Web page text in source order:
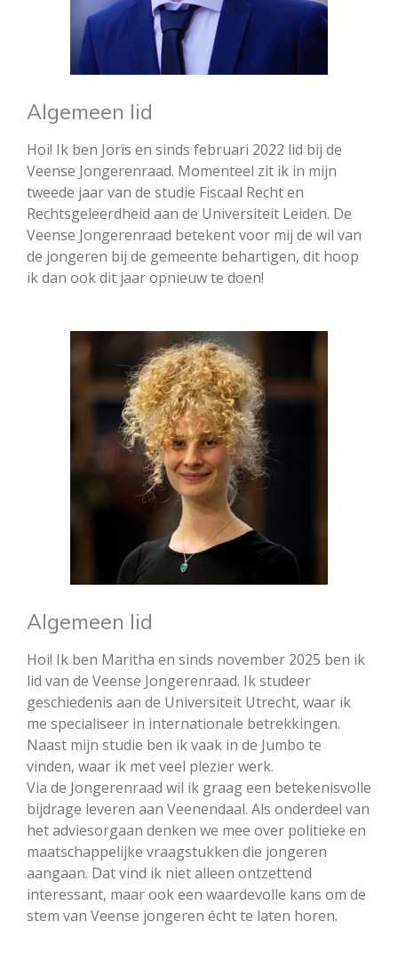
Algemeen lid
Hoi! Ik ben Joris en sinds februari 2022 lid bij de
Veense Jongerenraad. Momenteel zit ik in mijn
tweede jaar van de studie Fiscaal Recht en
Rechtsgeleerdheid aan de Universiteit Leiden. De
Veense Jongerenraad betekent voor mij de wil van
de jongeren bij de gemeente behartigen, dit hoop
ik dan ook dit jaar opnieuw te doen!
Algemeen lid
Hoi! Ik ben Maritha en sinds november 2025 ben ik
lid van de Veense Jongerenraad. Ik studeer
geschiedenis aan de Universiteit Utrecht, waar ik
me specialiseer in internationale betrekkingen.
Naast mijn studie ben ik vaak in de Jumbo te
vinden, waar ik met veel plezier werk.
Via de Jongerenraad wil ik graag een betekenisvolle
bijdrage leveren aan Veenendaal. Als onderdeel van
het adviesorgaan denken we mee over politieke en
maatschappelijke vraagstukken die jongeren
aangaan. Dat vind ik niet alleen ontzettend
interessant, maar ook een waardevolle kans om de
stem van Veense jongeren écht te laten horen.